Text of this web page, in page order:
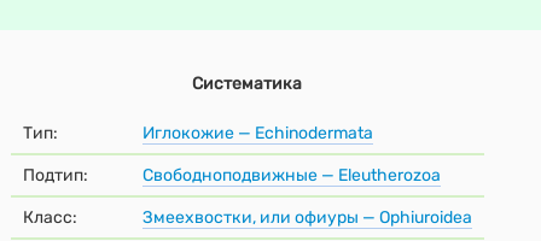
Систематика
Тип: Иглокожие — Echinodermata
Подтип: Свободноподвижные — Eleutherozoa
Класс: Змеехвостки, или офиуры — Ophiuroidea